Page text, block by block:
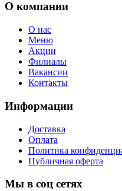
О компании
О нас
Меню
Акции
Филиалы
Вакансии
Контакты
Информации
Доставка
Оплата
Политика
Публичная оферта
Мы в соц сетях